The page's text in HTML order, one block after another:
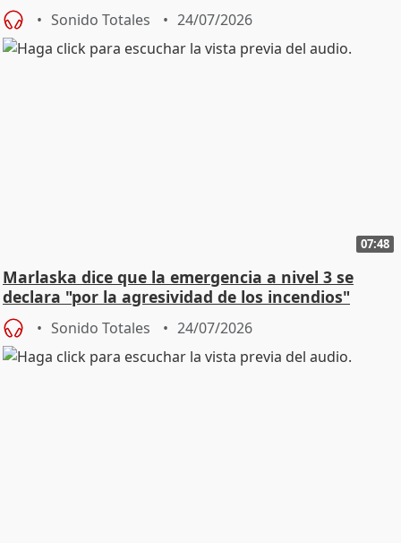
Sonido Totales 24/07/2026
07:48
Marlaska dice que la emergencia a nivel 3 se
declara "por la agresividad de los incendios"
Sonido Totales 24/07/2026